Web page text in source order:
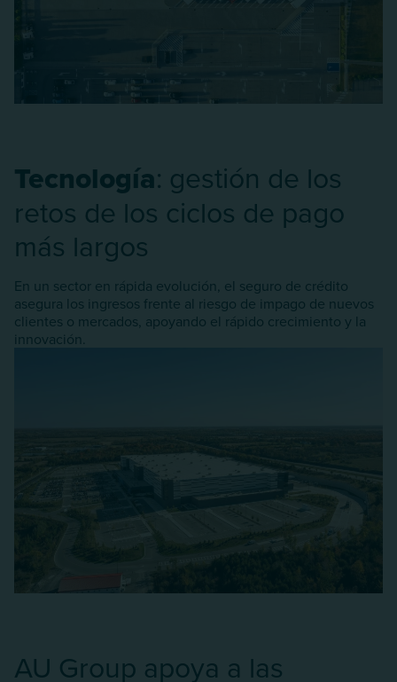
Tecnología: gestión de los
retos de los ciclos de pago
más largos
En un sector en rápida evolución, el seguro de crédito
asegura los ingresos frente al riesgo de impago de nuevos
clientes o mercados, apoyando el rápido crecimiento y la
innovación.
AU Group apoya a las